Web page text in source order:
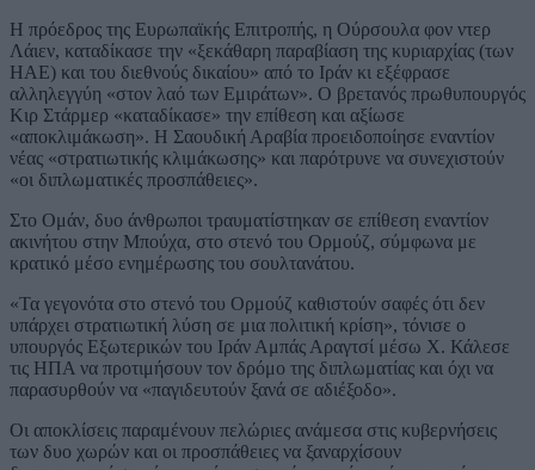
Η πρόεδρος της Ευρωπαϊκής Επιτροπής, η Ούρσουλα φον ντερ
Λάιεν, καταδίκασε την «ξεκάθαρη παραβίαση της κυριαρχίας (των
ΗΑΕ) και του διεθνούς δικαίου» από το Ιράν κι εξέφρασε
αλληλεγγύη «στον λαό των Εμιράτων». Ο βρετανός πρωθυπουργός
Κιρ Στάρμερ «καταδίκασε» την επίθεση και αξίωσε
«αποκλιμάκωση». Η Σαουδική Αραβία προειδοποίησε εναντίον
νέας «στρατιωτικής κλιμάκωσης» και παρότρυνε να συνεχιστούν
«οι διπλωματικές προσπάθειες».
Στο Ομάν, δυο άνθρωποι τραυματίστηκαν σε επίθεση εναντίον
ακινήτου στην Μπούχα, στο στενό του Ορμούζ, σύμφωνα με
κρατικό μέσο ενημέρωσης του σουλτανάτου.
«Τα γεγονότα στο στενό του Ορμούζ καθιστούν σαφές ότι δεν
υπάρχει στρατιωτική λύση σε μια πολιτική κρίση», τόνισε ο
υπουργός Εξωτερικών του Ιράν Αμπάς Αραγτσί μέσω X. Κάλεσε
τις ΗΠΑ να προτιμήσουν τον δρόμο της διπλωματίας και όχι να
παρασυρθούν να «παγιδευτούν ξανά σε αδιέξοδο».
Οι αποκλίσεις παραμένουν πελώριες ανάμεσα στις κυβερνήσεις
των δυο χωρών και οι προσπάθειες να ξαναρχίσουν